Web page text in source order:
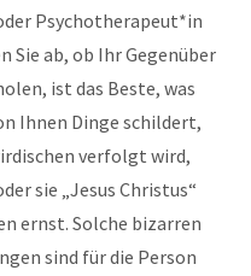
Psychotherapeut*in
Sie ab, ob Ihr Gegenüber
ist das Beste, was
Ihnen Dinge schildert,
verfolgt wird,
sie „Jesus Christus“
ernst. Solche bizarren
sind für die Person